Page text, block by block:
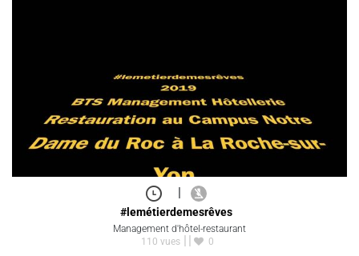
#lemétierdemesrêves
Management d'hôtel-restaurant
110 vues
0